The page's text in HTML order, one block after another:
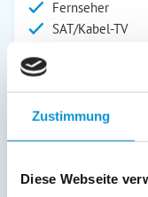
Zustimmung
Diese Webseite
Fernseher
SAT/Kabel-TV
Außenanlage:
Garten/
Gartenstühle
Parkplatz
Terrasse